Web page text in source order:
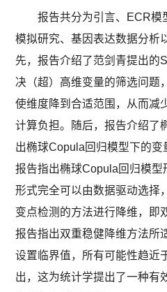
报告共分为引言、ECR模
模拟研究、基因表达数据分析
先，报告介绍了范剑青提出的
决（超）高维变量的筛选问题
使维度降到合适范围，从而减
计算负担。随后，报告介绍了
出椭球Copula回归模型下的变
报告指出椭球Copula回归模
形式完全可以由数据驱动选择
变点检测的方法进行降维，即
报告指出双重稳健降维方法所
设置临界值，所有可能性趋近
出，这为统计学提出了一种有